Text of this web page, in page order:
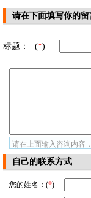
请在下面填写你的
标题： (*)
请在上面输入咨询内容
自己的联系方式
您的姓名：(*)